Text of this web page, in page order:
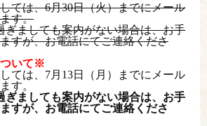
ては、6月30日（火）までにメール
す。
ぎましても案内がない場合は、お手
すが、お電話にてご連絡くださ
いて※
ては、7月13日（月）までにメール
す。
ぎましても案内がない場合は、お手
すが、お電話にてご連絡くださ